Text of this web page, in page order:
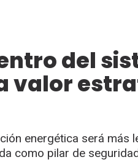
del
valor
energética será más
como pilar de